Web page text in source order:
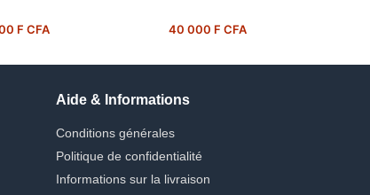
F CFA 40 000 F CFA
Aide & Informations
Conditions générales
Politique de confidentialité
Informations sur la livraison